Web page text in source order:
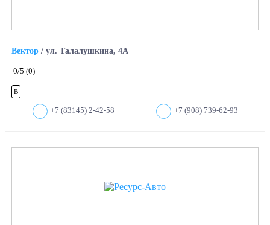
Вектор / ул. Талалушкина, 4А
0/5 (0)
B
+7 (83145) 2-42-58 +7 (908) 739-62-93